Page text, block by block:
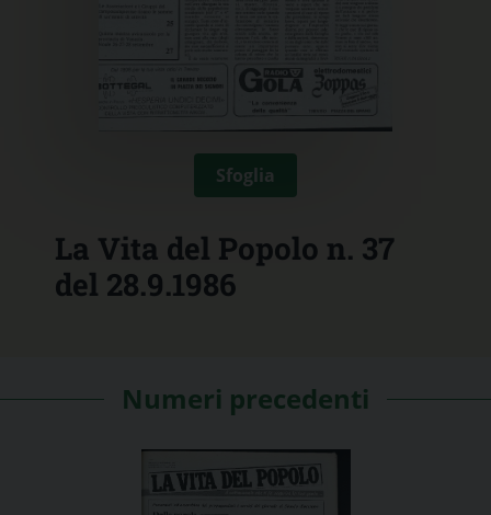
Sfoglia
La Vita del Popolo n. 37
del 28.9.1986
Numeri precedenti